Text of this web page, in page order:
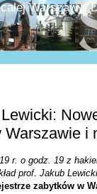
Warszawy.
Warszawie i
r. o godz. 19 z
prof. Jakub
zabytków w